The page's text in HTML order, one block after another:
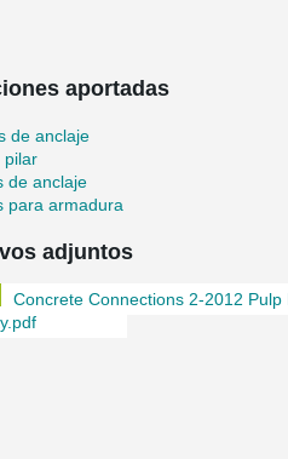
aportadas
de anclaje
pilar
de anclaje
para armadura
adjuntos
Concrete Connections 2-2012 Pulp